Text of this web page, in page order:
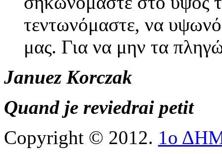
τεντωνόμαστε, να
μας. Για να μην τα
Januez Korczak
Quand je reviedrai petit
Copyright © 2012. 1ο